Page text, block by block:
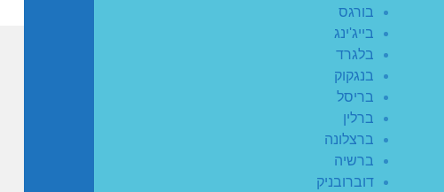
בורגס
בייג'ינג
בלגרד
בנגקוק
בריסל
ברלין
ברצלונה
ברשיה
דוברובניק